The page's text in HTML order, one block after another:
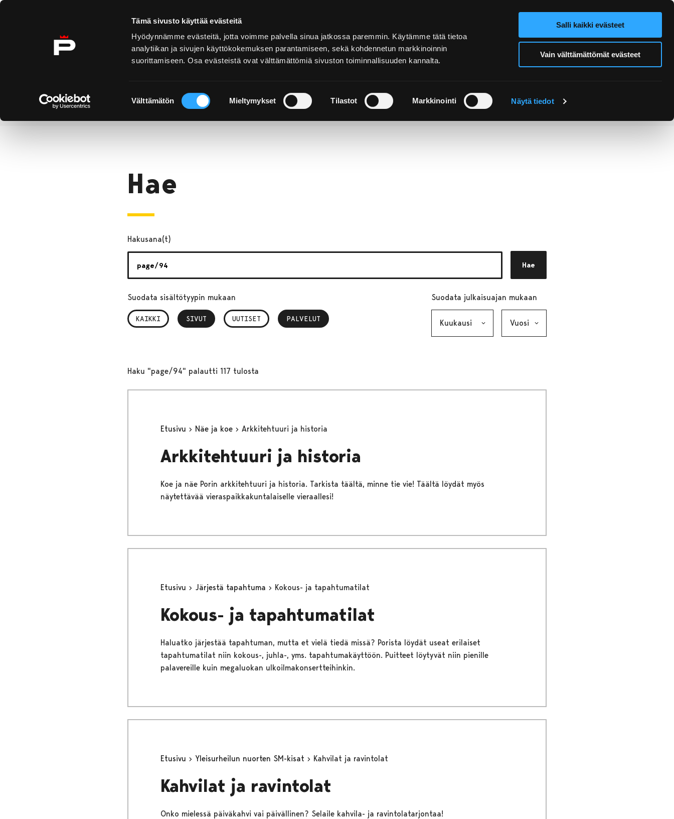
Tämä sivusto käyttää evästeitä
Hyödynnämme evästeitä, jotta voimme palvella sinua jatkossa paremmin. Käytämme tätä tietoa
analytiikan ja sivujen käyttökokemuksen parantamiseen, sekä kohdennetun markkinoinnin
suorittamiseen. Osa evästeistä ovat välttämättömiä sivuston toiminnallisuuden kannalta.
valinta
Välttämätön Mieltymykset Tilastot Markkinointi Näytä tiedot
Salli kaikki evästeet
Vain välttämättömät evästeet
Ohita sisältö
Hae sivustolta
Etusivu
Hae
Hakusana(t)
Hae
Suodata sisältötyypin mukaan
KAIKKI SIVUT
, VALITTU UUTISET PALVELUT
, VALITTU
Suodata julkaisuajan mukaan
Haku "page/94" palautti 117 tulosta
Etusivu Näe ja koe Arkkitehtuuri ja historia
Arkkitehtuuri ja historia
Koe ja näe Porin arkkitehtuuri ja historia. Tarkista täältä, minne tie vie! Täältä löydät myös
näytettävää vieraspaikkakuntalaiselle vieraallesi!
Etusivu Järjestä tapahtuma Kokous- ja tapahtumatilat
Kokous- ja tapahtumatilat
Haluatko järjestää tapahtuman, mutta et vielä tiedä missä? Porista löydät useat erilaiset
tapahtumatilat niin kokous-, juhla-, yms. tapahtumakäyttöön. Puitteet löytyvät niin pienille
palavereille kuin megaluokan ulkoilmakonsertteihinkin.
Etusivu Yleisurheilun nuorten SM-kisat Kahvilat ja ravintolat
Kahvilat ja ravintolat
Onko mielessä päiväkahvi vai päivällinen? Selaile kahvila- ja ravintolatarjontaa!